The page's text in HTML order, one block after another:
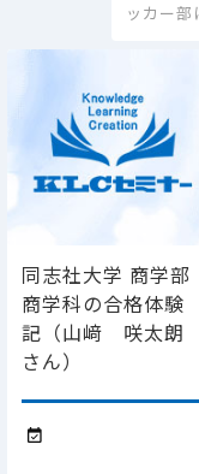
ッカー
同志社大学 商学部
商学科の合格体験
記（山﨑 咲太朗
さん）
